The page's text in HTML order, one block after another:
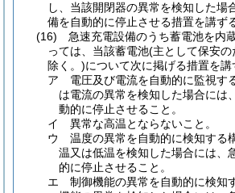
し、当該開閉器の異常を検知した場
備を自動的に停止させる措置を講ず
(16)
急速充電設備のうち蓄電池を内
っては、当該蓄電池(主として保安
除く。)について次に掲げる措置を講
ア
電圧及び電流を自動的に監視す
は電流の異常を検知した場合には
動的に停止させること。
イ
異常な高温とならないこと。
ウ
温度の異常を自動的に検知する
温又は低温を検知した場合には、
的に停止させること。
エ
制御機能の異常を自動的に検知